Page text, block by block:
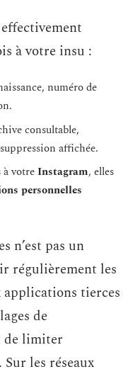
à votre insu :
numéro de
consultable,
affichée.
votreInstagram, elles
personnelles
n’est pas un
régulièrement les
applications tierces
de
de limiter
Sur les réseaux